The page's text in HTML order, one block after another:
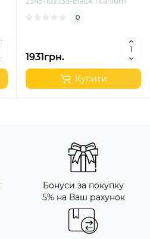
0
1931грн.
Купити
Бонуси за покупку
5% на Ваш рахунок